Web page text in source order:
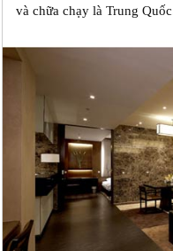
và chữa chạy là Trung